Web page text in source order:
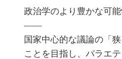
政治学のより豊かな可
――
国家中心的な議論の「
ことを目指し、バラエ